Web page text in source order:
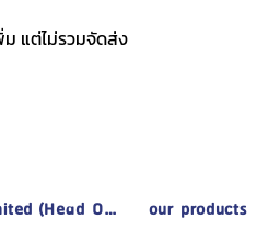
ม แต่ไม่รวมจัดส่ง
(Head Office) our products